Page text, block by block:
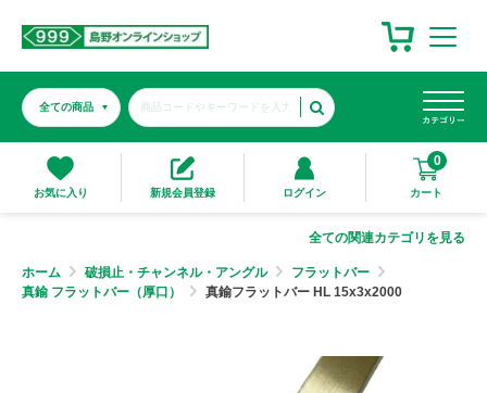
お気に入り 新規会員登録 ログイン
0
カート
全ての関連カテゴリを見る
ホーム 破損止・チャンネル・アングル
フラットバー
真鍮 フラットバー（厚口）
真鍮フラットバー HL 15x3x2000